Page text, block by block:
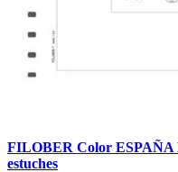
FILOBER Color ESPAÑA
estuches